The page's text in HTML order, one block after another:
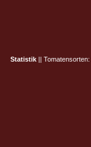
Statistik|| Tomatensorten: